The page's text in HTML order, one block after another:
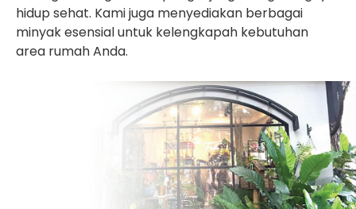
hidup sehat. Kami juga menyediakan berbagai
minyak esensial untuk kelengkapah kebutuhan
area rumah Anda.